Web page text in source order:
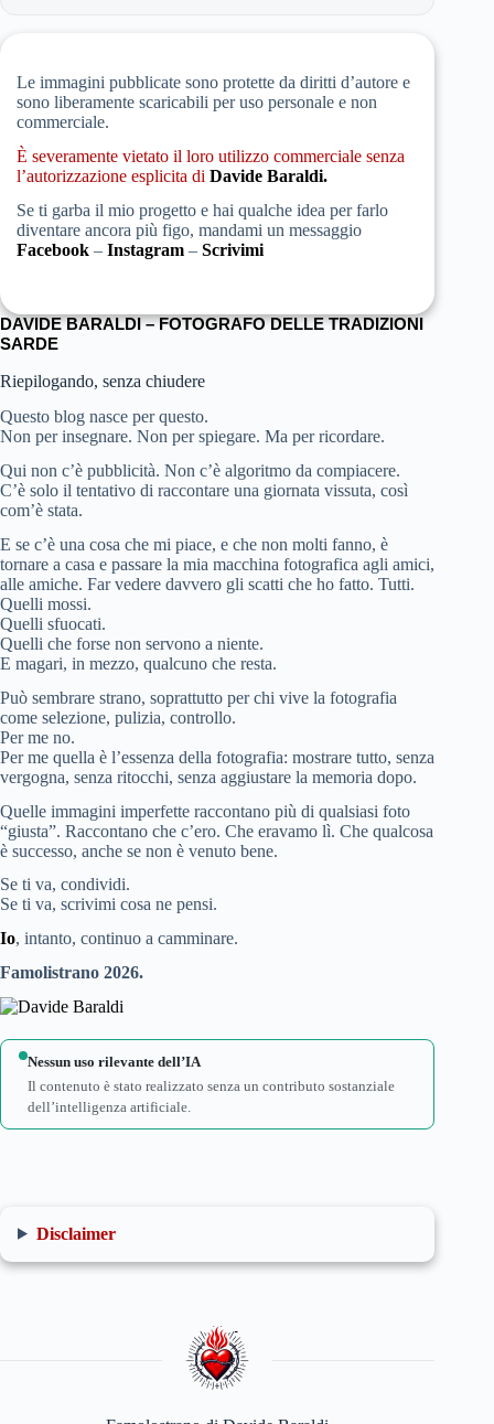
Le immagini pubblicate sono protette da diritti d’autore e
sono liberamente scaricabili per uso personale e non
commerciale.
È severamente vietato il loro utilizzo commerciale senza
l’autorizzazione esplicita di Davide Baraldi.
Se ti garba il mio progetto e hai qualche idea per farlo
diventare ancora più figo, mandami un messaggio
Facebook – Instagram – Scrivimi
a modo mio: Paulilatino carnevale 2026
DAVIDE BARALDI – FOTOGRAFO DELLE TRADIZIONI
SARDE
Riepilogando, senza chiudere
Questo blog nasce per questo.
Non per insegnare. Non per spiegare. Ma per ricordare.
Qui non c’è pubblicità. Non c’è algoritmo da compiacere.
C’è solo il tentativo di raccontare una giornata vissuta, così
com’è stata.
E se c’è una cosa che mi piace, e che non molti fanno, è
tornare a casa e passare la mia macchina fotografica agli amici,
alle amiche. Far vedere davvero gli scatti che ho fatto. Tutti.
Quelli mossi.
Quelli sfuocati.
Quelli che forse non servono a niente.
E magari, in mezzo, qualcuno che resta.
Può sembrare strano, soprattutto per chi vive la fotografia
come selezione, pulizia, controllo.
Per me no.
Per me quella è l’essenza della fotografia: mostrare tutto, senza
vergogna, senza ritocchi, senza aggiustare la memoria dopo.
Quelle immagini imperfette raccontano più di qualsiasi foto
“giusta”. Raccontano che c’ero. Che eravamo lì. Che qualcosa
è successo, anche se non è venuto bene.
Se ti va, condividi.
Se ti va, scrivimi cosa ne pensi.
Io, intanto, continuo a camminare.
Famolistrano 2026.
Nessun uso rilevante dell’IA
Il contenuto è stato realizzato senza un contributo sostanziale
dell’intelligenza artificiale.
Disclaimer